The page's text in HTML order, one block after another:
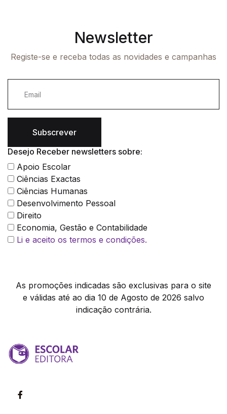
Newsletter
Registe-se e receba todas as novidades e campanhas
Subscrever
Desejo Receber newsletters sobre:
Apoio Escolar
Ciências Exactas
Ciências Humanas
Desenvolvimento Pessoal
Direito
Economia, Gestão e Contabilidade
Li e aceito os termos e condições.
As promoções indicadas são exclusivas para o site
e válidas até ao dia 10 de Agosto de 2026 salvo
indicação contrária.